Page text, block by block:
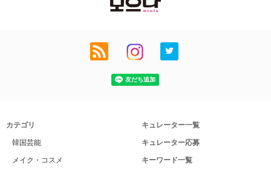
カテゴリ
韓国芸能
メイク・コスメ
キュレーター一覧
キュレーター応募
キーワード一覧